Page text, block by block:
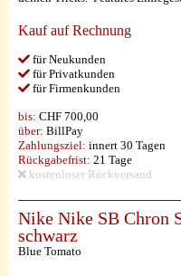
Kauf auf Rechnung
für Neukunden
für Privatkunden
für Firmenkunden
bis: CHF 700,00
über: BillPay
Zahlungsziel: innert 30 Tagen
Rückgabefrist: 21 Tage
kostenloser Rückversand
Nike Nike SB Chron
schwarz
Blue Tomato